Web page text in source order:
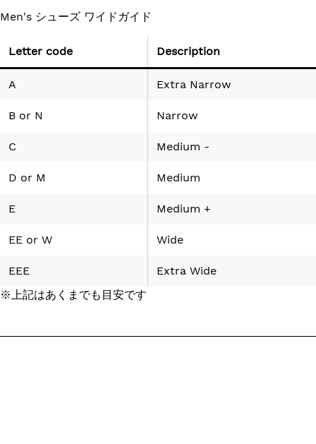
Men's シューズ ワイドガイド
Letter code Description
A Extra Narrow
B or N Narrow
C Medium -
D or M Medium
E Medium +
EE or W Wide
EEE
Extra Wide
※上記はあくまでも目安です